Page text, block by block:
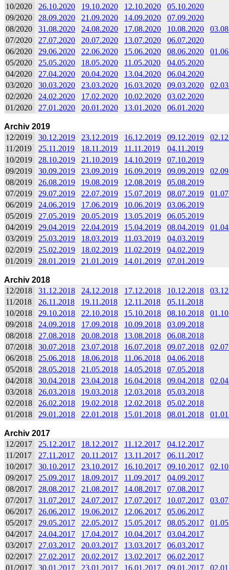
10/2020
26.10.2020 19.10.2020 12.10.2020
05.10.2020
09/2020
28.09.2020 21.09.2020 14.09.2020
07.09.2020
08/2020
31.08.2020 24.08.2020 17.08.2020 10.08.2020
07/2020
27.07.2020 20.07.2020 13.07.2020
06.07.2020
06/2020
29.06.2020 22.06.2020 15.06.2020 08.06.2020
05/2020
25.05.2020 18.05.2020 11.05.2020
04.05.2020
04/2020
27.04.2020 20.04.2020 13.04.2020
06.04.2020
03/2020
30.03.2020 23.03.2020 16.03.2020 09.03.2020
02/2020
24.02.2020 17.02.2020 10.02.2020
03.02.2020
01/2020
27.01.2020 20.01.2020 13.01.2020 06.01.2020
Archiv 2019
12/2019
30.12.2019 23.12.2019 16.12.2019 09.12.2019
11/2019
25.11.2019 18.11.2019 11.11.2019
04.11.2019
10/2019
28.10.2019 21.10.2019 14.10.2019
07.10.2019
09/2019
30.09.2019 23.09.2019 16.09.2019 09.09.2019
08/2019
26.08.2019 19.08.2019 12.08.2019
05.08.2019
07/2019
29.07.2019 22.07.2019 15.07.2019 08.07.2019
06/2019
24.06.2019 17.06.2019 10.06.2019
03.06.2019
05/2019
27.05.2019 20.05.2019 13.05.2019
06.05.2019
04/2019
29.04.2019 22.04.2019 15.04.2019 08.04.2019
03/2019
25.03.2019 18.03.2019 11.03.2019
04.03.2019
02/2019
25.02.2019 18.02.2019 11.02.2019
04.02.2019
01/2019
28.01.2019 21.01.2019 14.01.2019 07.01.2019
Archiv 2018
12/2018
31.12.2018 24.12.2018 17.12.2018 10.12.2018
11/2018
26.11.2018 19.11.2018 12.11.2018
05.11.2018
10/2018
29.10.2018 22.10.2018 15.10.2018 08.10.2018
09/2018
24.09.2018 17.09.2018 10.09.2018
03.09.2018
08/2018
27.08.2018 20.08.2018 13.08.2018
06.08.2018
07/2018
30.07.2018 23.07.2018 16.07.2018 09.07.2018
06/2018
25.06.2018 18.06.2018 11.06.2018
04.06.2018
05/2018
28.05.2018 21.05.2018 14.05.2018
07.05.2018
04/2018
30.04.2018 23.04.2018 16.04.2018 09.04.2018
03/2018
26.03.2018 19.03.2018 12.03.2018
05.03.2018
02/2018
26.02.2018 19.02.2018 12.02.2018
05.02.2018
01/2018
29.01.2018 22.01.2018 15.01.2018 08.01.2018
Archiv 2017
12/2017
25.12.2017 18.12.2017 11.12.2017
04.12.2017
11/2017
27.11.2017 20.11.2017 13.11.2017
06.11.2017
10/2017
30.10.2017 23.10.2017 16.10.2017 09.10.2017
09/2017
25.09.2017 18.09.2017 11.09.2017
04.09.2017
08/2017
28.08.2017 21.08.2017 14.08.2017
07.08.2017
07/2017
31.07.2017 24.07.2017 17.07.2017 10.07.2017
06/2017
26.06.2017 19.06.2017 12.06.2017
05.06.2017
05/2017
29.05.2017 22.05.2017 15.05.2017 08.05.2017
04/2017
24.04.2017 17.04.2017 10.04.2017
03.04.2017
03/2017
27.03.2017 20.03.2017 13.03.2017
06.03.2017
02/2017
27.02.2017 20.02.2017 13.02.2017
06.02.2017
01/2017
30.01.2017 23.01.2017 16.01.2017 09.01.2017